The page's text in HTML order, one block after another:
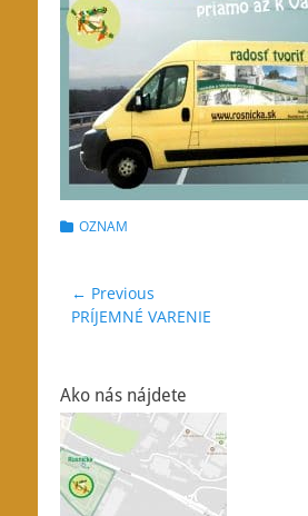
Categories
OZNAM
Navigácia
v
← Previous
Previous
PRÍJEMNÉ VARENIE
Ako nás nájdete